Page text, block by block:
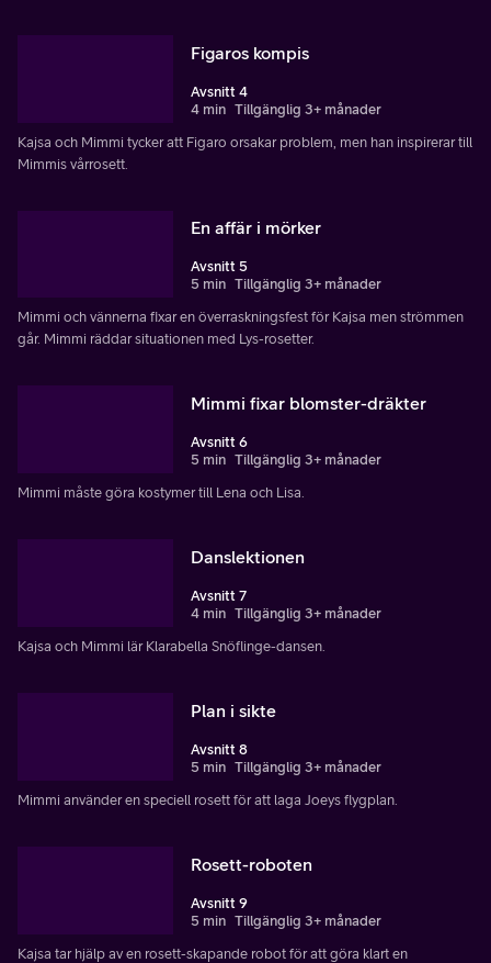
Figaros kompis
Avsnitt 4
4 min Tillgänglig 3+ månader
Kajsa och Mimmi tycker att Figaro orsakar problem, men han inspirerar till
Mimmis vårrosett.
En affär i mörker
Avsnitt 5
5 min Tillgänglig 3+ månader
Mimmi och vännerna fixar en överraskningsfest för Kajsa men strömmen
går. Mimmi räddar situationen med Lys-rosetter.
Mimmi fixar blomster-dräkter
Avsnitt 6
5 min Tillgänglig 3+ månader
Mimmi måste göra kostymer till Lena och Lisa.
Danslektionen
Avsnitt 7
4 min Tillgänglig 3+ månader
Kajsa och Mimmi lär Klarabella Snöflinge-dansen.
Plan i sikte
Avsnitt 8
5 min Tillgänglig 3+ månader
Mimmi använder en speciell rosett för att laga Joeys flygplan.
Rosett-roboten
Avsnitt 9
5 min Tillgänglig 3+ månader
Kajsa tar hjälp av en rosett-skapande robot för att göra klart en